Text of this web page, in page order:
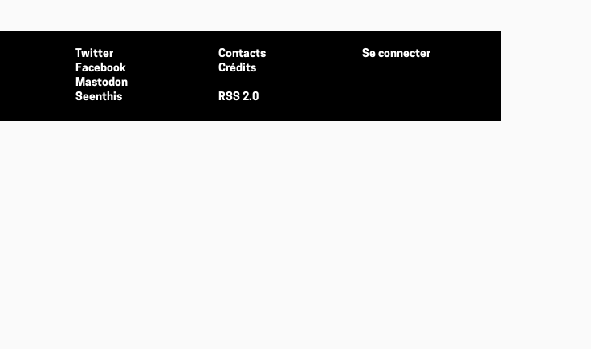
Twitter
Facebook
Mastodon
Seenthis
Contacts
Crédits
RSS 2.0
Se connecter